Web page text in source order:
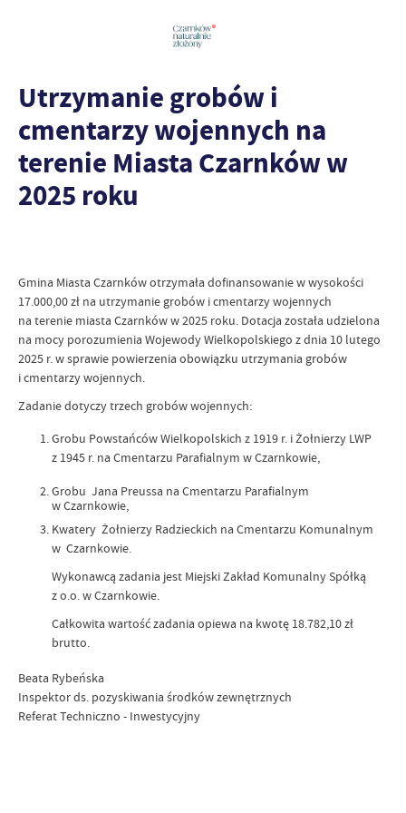
Utrzymanie grobów i
cmentarzy wojennych na
terenie Miasta Czarnków w
2025 roku
Gmina Miasta Czarnków otrzymała dofinansowanie w wysokości
17.000,00 zł na utrzymanie grobów i cmentarzy wojennych
na terenie miasta Czarnków w 2025 roku. Dotacja została udzielona
na mocy porozumienia Wojewody Wielkopolskiego z dnia 10 lutego
2025 r. w sprawie powierzenia obowiązku utrzymania grobów
i cmentarzy wojennych.
Zadanie dotyczy trzech grobów wojennych:
Grobu Powstańców Wielkopolskich z 1919 r. i Żołnierzy LWP
z 1945 r. na Cmentarzu Parafialnym w Czarnkowie,
Grobu Jana Preussa na Cmentarzu Parafialnym
w Czarnkowie,
Kwatery Żołnierzy Radzieckich na Cmentarzu Komunalnym
w Czarnkowie.
Wykonawcą zadania jest Miejski Zakład Komunalny Spółką
z o.o. w Czarnkowie.
Całkowita wartość zadania opiewa na kwotę 18.782,10 zł
brutto.
Beata Rybeńska
Inspektor ds. pozyskiwania środków zewnętrznych
Referat Techniczno - Inwestycyjny